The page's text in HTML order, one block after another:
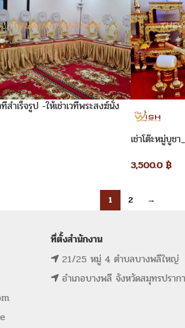
ทีสำเร็จรูป -ให้เช่าเวทีพระสงฆ์นั่ง
เช่าโต๊ะหมู่บูช
3,500.0฿
1 2 →
ที่ตั้งสำนักงาน
21/25 หมู่ 4 ตำบลบางพลีใหญ่
อำเภอบางพลี จังหวัดสมุทรปรา